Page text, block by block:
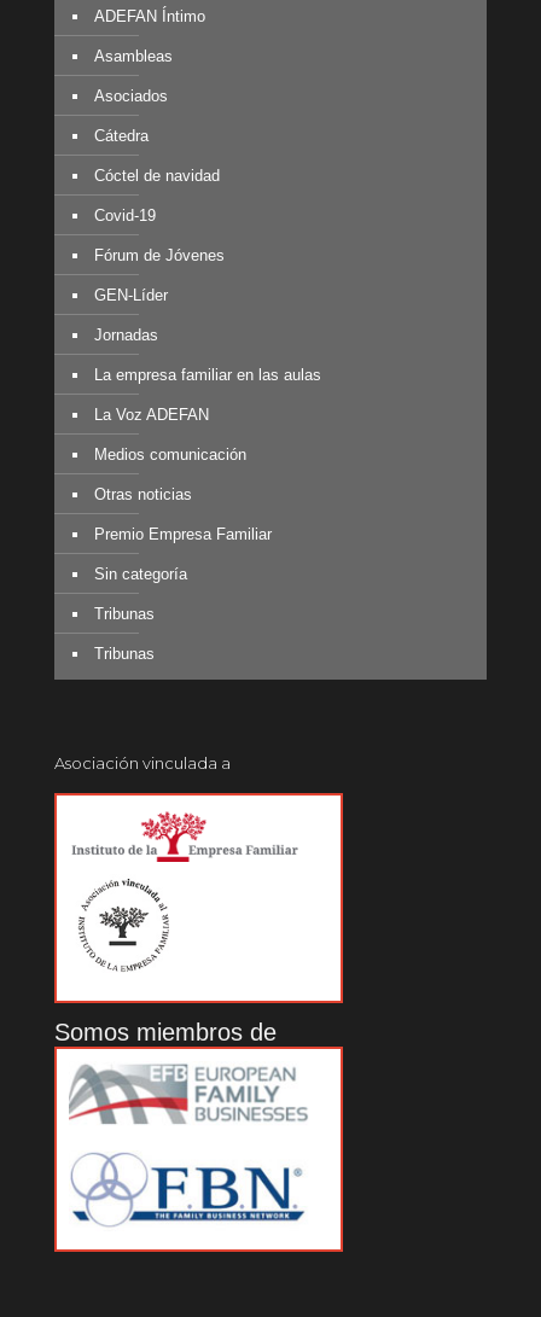
ADEFAN Íntimo
Asambleas
Asociados
Cátedra
Cóctel de navidad
Covid-19
Fórum de Jóvenes
GEN-Líder
Jornadas
La empresa familiar en las aulas
La Voz ADEFAN
Medios comunicación
Otras noticias
Premio Empresa Familiar
Sin categoría
Tribunas
Tribunas
Asociación vinculada a
Somos miembros de